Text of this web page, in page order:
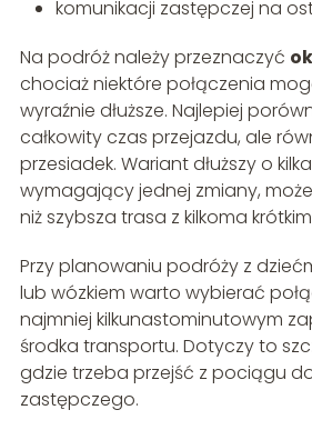
komunikacji zastępczej na
Na podróż należy przeznaczyć
chociaż niektóre połączenia
wyraźnie dłuższe. Najlepiej
całkowity czas przejazdu, ale
przesiadek. Wariant dłuższy o
wymagający jednej zmiany,
niż szybsza trasa z kilkoma
Przy planowaniu podróży z
lub wózkiem warto wybierać
najmniej kilkunastominutowym
środka transportu. Dotyczy to
gdzie trzeba przejść z pociągu
zastępczego.